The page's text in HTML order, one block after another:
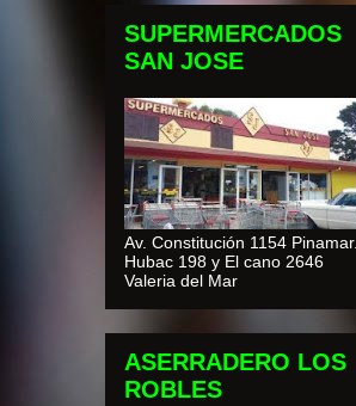
SUPERMERCADOS
SAN JOSE
Av. Constitución 1154 Pinamar.
Hubac 198 y El cano 2646
Valeria del Mar
ASERRADERO LOS
ROBLES